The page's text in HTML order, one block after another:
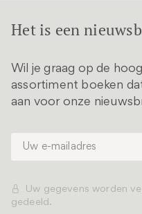
Het is een
Wil je graag op de
assortiment boeken
aan voor onze
Uw gegevens worden
gedeeld.